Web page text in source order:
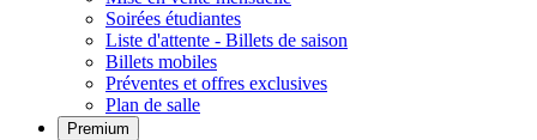
Soirées étudiantes
Liste d'attente - Billets de saison
Billets mobiles
Préventes et offres exclusives
Plan de salle
Premium